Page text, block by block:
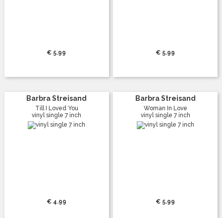
€ 5.99 € 5.99
Barbra Streisand
Till I Loved You
vinyl single 7 inch
€ 4.99
Barbra Streisand
Woman In Love
vinyl single 7 inch
€ 5.99